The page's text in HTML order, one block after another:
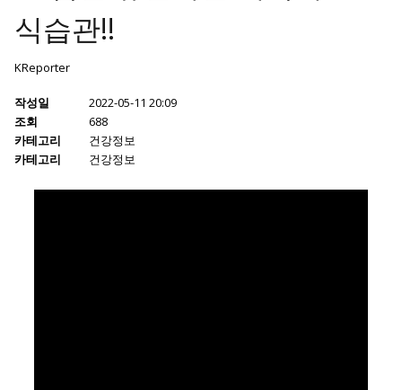
식습관!!
KReporter
작성일
2022-05-11 20:09
조회
688
카테고리
건강정보
카테고리
건강정보